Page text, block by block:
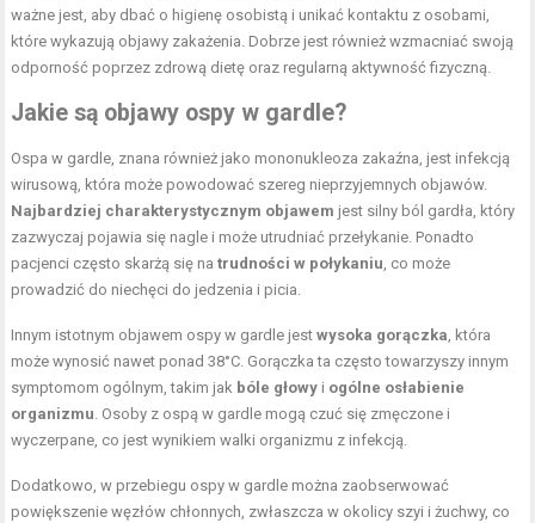
ważne jest, aby dbać o higienę osobistą i unikać kontaktu z osobami,
które wykazują objawy zakażenia. Dobrze jest również wzmacniać swoją
odporność poprzez zdrową dietę oraz regularną aktywność fizyczną.
Jakie są objawy ospy w gardle?
Ospa w gardle, znana również jako mononukleoza zakaźna, jest infekcją
wirusową, która może powodować szereg nieprzyjemnych objawów.
Najbardziej charakterystycznym objawem jest silny ból gardła, który
zazwyczaj pojawia się nagle i może utrudniać przełykanie. Ponadto
pacjenci często skarżą się natrudności w połykaniu, co może
prowadzić do niechęci do jedzenia i picia.
Innym istotnym objawem ospy w gardle jestwysoka gorączka, która
może wynosić nawet ponad 38°C. Gorączka ta często towarzyszy innym
symptomom ogólnym, takim jak bóle głowy i ogólne osłabienie
organizmu. Osoby z ospą w gardle mogą czuć się zmęczone i
wyczerpane, co jest wynikiem walki organizmu z infekcją.
Dodatkowo, w przebiegu ospy w gardle można zaobserwować
powiększenie węzłów chłonnych, zwłaszcza w okolicy szyi i żuchwy, co